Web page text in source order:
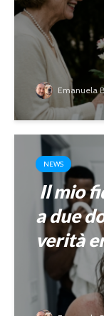
Emanuela
NEWS
Il mio
a due
verità